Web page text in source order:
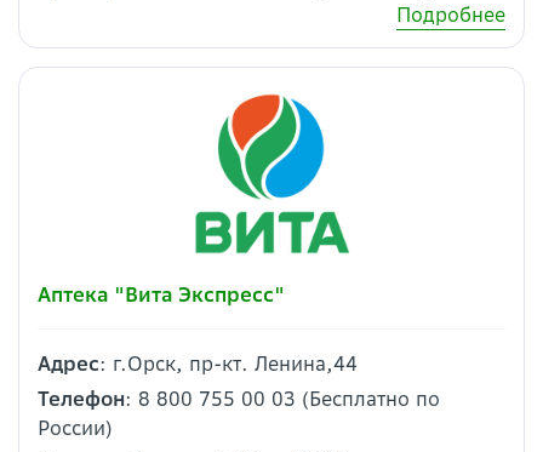
Подробнее
Аптека "Вита Экспресс"
Адрес: г.Орск, пр-кт. Ленина,44
Телефон: 8 800 755 00 03 (Бесплатно по
России)